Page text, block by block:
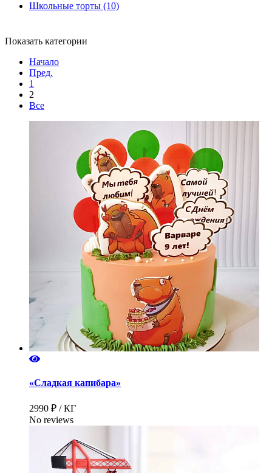
Школьные торты (10)
Показать категории
Начало
Пред.
1
2
Все
«Сладкая капибара»
2990 ₽ / КГ
No reviews